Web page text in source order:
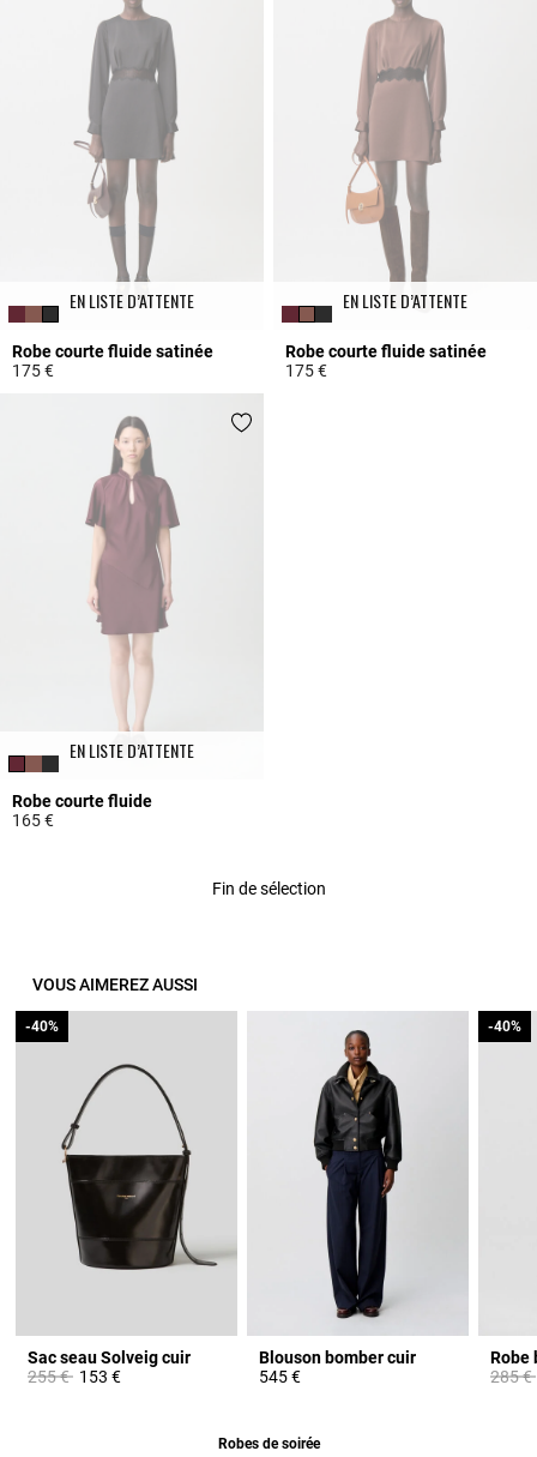
EN LISTE D’ATTENTE
Robe courte fluide satinée
175 €
EN LISTE D’ATTENTE
Robe courte fluide satinée
175 €
EN LISTE D’ATTENTE
Robe courte fluide
165 €
Fin de sélection
VOUS AIMEREZ AUSSI
Sac seau Solveig cuir
Prix réduit à partir de
255 €à
-40%
153 €
-40%
Blouson bomber cuir
545 €
Prix
285 €
-40%
-40%
Robes de soirée